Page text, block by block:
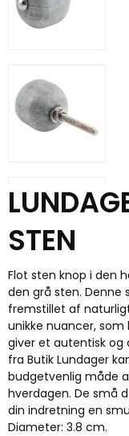
STEN
Flot sten knop i den
den grå sten. Denne
fremstillet af
unikke nuancer,
giver et autentisk og
fra Butik Lundager
budgetvenlig måde
hverdagen. De små
din indretning en
Diameter: 3.8 cm.